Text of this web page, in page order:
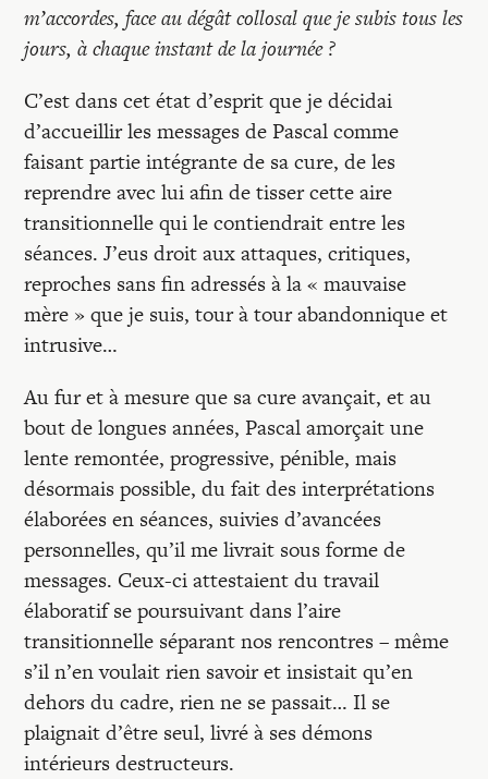
m’accordes, face au dégât collosal que je subis tous les
jours, à chaque instant de la journée ?
C’est dans cet état d’esprit que je décidai
d’accueillir les messages de Pascal comme
faisant partie intégrante de sa cure, de les
reprendre avec lui afin de tisser cette aire
transitionnelle qui le contiendrait entre les
séances. J’eus droit aux attaques, critiques,
reproches sans fin adressés à la « mauvaise
mère » que je suis, tour à tour abandonnique et
intrusive…
Au fur et à mesure que sa cure avançait, et au
bout de longues années, Pascal amorçait une
lente remontée, progressive, pénible, mais
désormais possible, du fait des interprétations
élaborées en séances, suivies d’avancées
personnelles, qu’il me livrait sous forme de
messages. Ceux-ci attestaient du travail
élaboratif se poursuivant dans l’aire
transitionnelle séparant nos rencontres – même
s’il n’en voulait rien savoir et insistait qu’en
dehors du cadre, rien ne se passait… Il se
plaignait d’être seul, livré à ses démons
intérieurs destructeurs.